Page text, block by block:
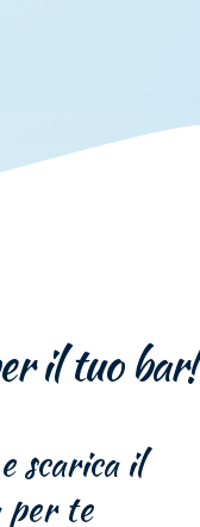
il tuo bar!
scarica il
te